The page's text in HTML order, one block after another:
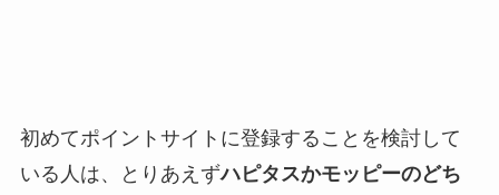
初めてポイントサイトに登録することを検討して
いる人は、とりあえずハピタスかモッピーのどち